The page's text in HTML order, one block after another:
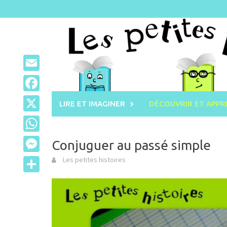
to
LIRE ET IMAGINER DÉCOUVRIR ET
Conjuguer au passé simple
Les petites histoires
Email
Facebook
X
WhatsApp
Messenger
Partager